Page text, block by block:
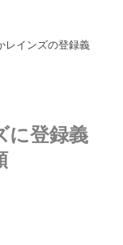
レインズの登録義
に登録義